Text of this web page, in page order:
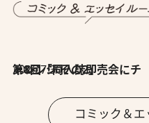
2026.7.30
第8回「同人誌即売会にチャレンジ その2」
コミック＆